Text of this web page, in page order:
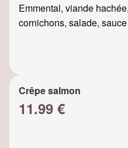
Emmental, viande
cornichons, salade,
Crêpe salmon
11.99 €